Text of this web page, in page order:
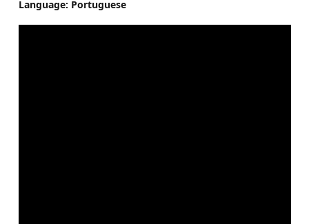
Language: Portuguese